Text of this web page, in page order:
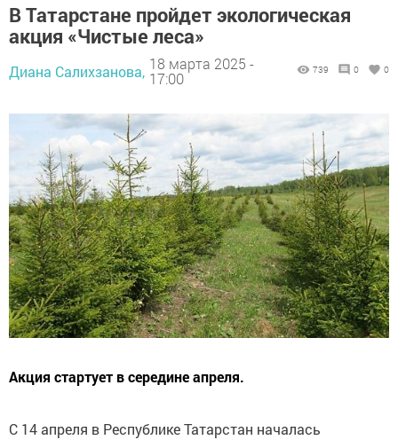
В Татарстане пройдет экологическая
акция «Чистые леса»
Диана Салихзанова, 18 марта 2025 -
17:00
739 0 0
Акция стартует в середине апреля.
С 14 апреля в Республике Татарстан началась